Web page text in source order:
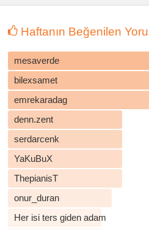
Haftanın Beğenilen
mesaverde
bilexsamet
emrekaradag
denn.zent
serdarcenk
YaKuBuX
ThepianisT
onur_duran
Her isi ters giden adam